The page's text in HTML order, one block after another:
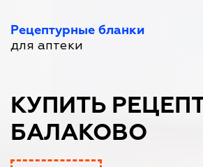
Рецептурные бланки
для аптеки
КУПИТЬ РЕЦЕПТ
БАЛАКОВО